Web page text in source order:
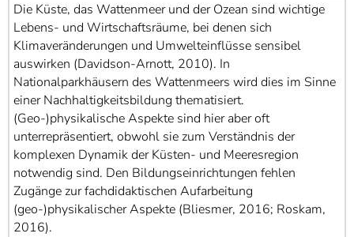
Die Küste, das Wattenmeer und der Ozean sind wichtige
Lebens- und Wirtschaftsräume, bei denen sich
Klimaveränderungen und Umwelteinflüsse sensibel
auswirken (Davidson-Arnott, 2010). In
Nationalparkhäusern des Wattenmeers wird dies im Sinne
einer Nachhaltigkeitsbildung thematisiert.
(Geo-)physikalische Aspekte sind hier aber oft
unterrepräsentiert, obwohl sie zum Verständnis der
komplexen Dynamik der Küsten- und Meeresregion
notwendig sind. Den Bildungseinrichtungen fehlen
Zugänge zur fachdidaktischen Aufarbeitung
(geo-)physikalischer Aspekte (Bliesmer, 2016; Roskam,
2016).